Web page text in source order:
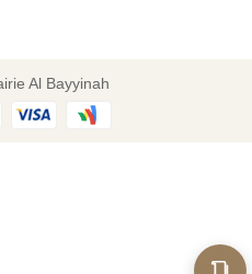
Al Bayyinah